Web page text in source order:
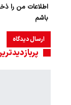
اطلاعات من را
باشم